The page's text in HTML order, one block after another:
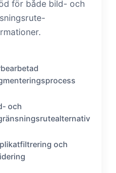
för både bild- och
och
och